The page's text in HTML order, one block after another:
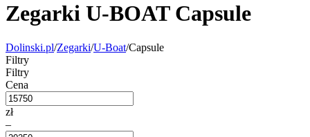
Zegarki U-BOAT Capsule
Dolinski.pl/Zegarki/U-Boat/Capsule
Filtry
Filtry
Cena
zł
–